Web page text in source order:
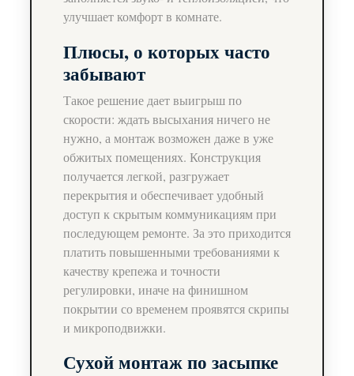
улучшает комфорт в комнате.
Плюсы, о которых часто
забывают
Такое решение дает выигрыш по
скорости: ждать высыхания ничего не
нужно, а монтаж возможен даже в уже
обжитых помещениях. Конструкция
получается легкой, разгружает
перекрытия и обеспечивает удобный
доступ к скрытым коммуникациям при
последующем ремонте. За это приходится
платить повышенными требованиями к
качеству крепежа и точности
регулировки, иначе на финишном
покрытии со временем проявятся скрипы
и микроподвижки.
Сухой монтаж по засыпке